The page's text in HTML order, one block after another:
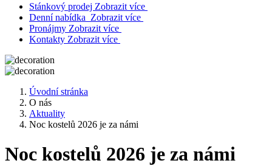
Stánkový prodej Zobrazit více
Denní nabídka Zobrazit více
Pronájmy Zobrazit více
Kontakty Zobrazit více
Úvodní stránka
O nás
Aktuality
Noc kostelů 2026 je za námi
Noc kostelů 2026 je za námi